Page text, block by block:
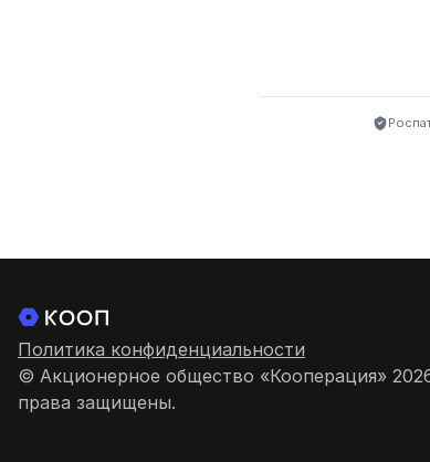
Политика конфиденциальности
© Акционерное общество «Кооперация»
права защищены.